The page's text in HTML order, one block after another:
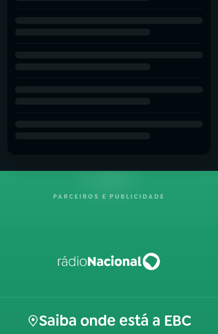
PARCEIROS E PUBLICIDADE
Saiba onde está a EBC